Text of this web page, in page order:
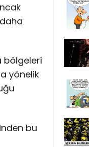
bölgeleri
yönelik
bu